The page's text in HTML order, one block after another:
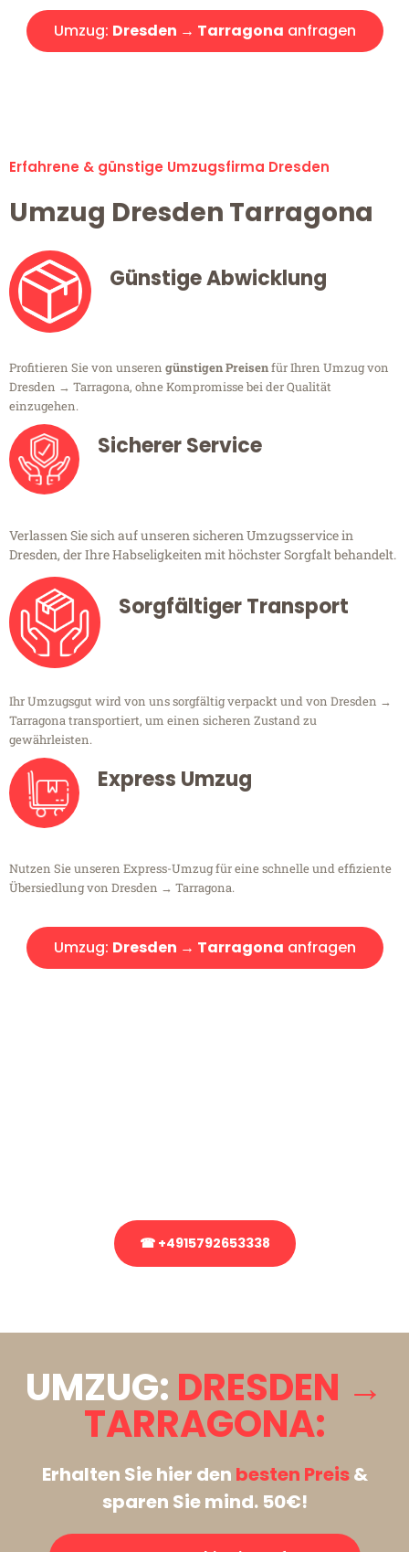
Umzug: Dresden → Tarragona anfragen
Erfahrene & günstige Umzugsfirma Dresden
Umzug Dresden Tarragona
Günstige Abwicklung
Profitieren Sie von unseren günstigen Preisenfür Ihren Umzug von
Dresden → Tarragona, ohne Kompromisse bei der Qualität
einzugehen.
Sicherer Service
Verlassen Sie sich auf unseren sicheren Umzugsservice in
Dresden, der Ihre Habseligkeiten mit höchster Sorgfalt behandelt.
Sorgfältiger Transport
Ihr Umzugsgut wird von uns sorgfältig verpackt und von Dresden →
Tarragona transportiert, um einen sicheren Zustand zu
gewährleisten.
Express Umzug
Nutzen Sie unseren Express-Umzug für eine schnelle und effiziente
Übersiedlung von Dresden → Tarragona.
Umzug: Dresden → Tarragona anfragen
☎ +4915792653338
UMZUG: DRESDEN →
TARRAGONA:
Erhalten Sie hier den besten Preis&
sparen Sie mind. 50€!